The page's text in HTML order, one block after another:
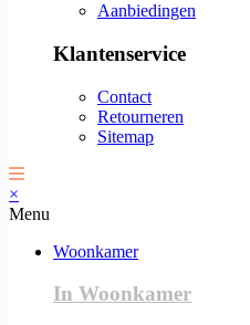
Aanbiedingen
Klantenservice
Contact
Retourneren
Sitemap
×
Menu
Woonkamer
In Woonkamer